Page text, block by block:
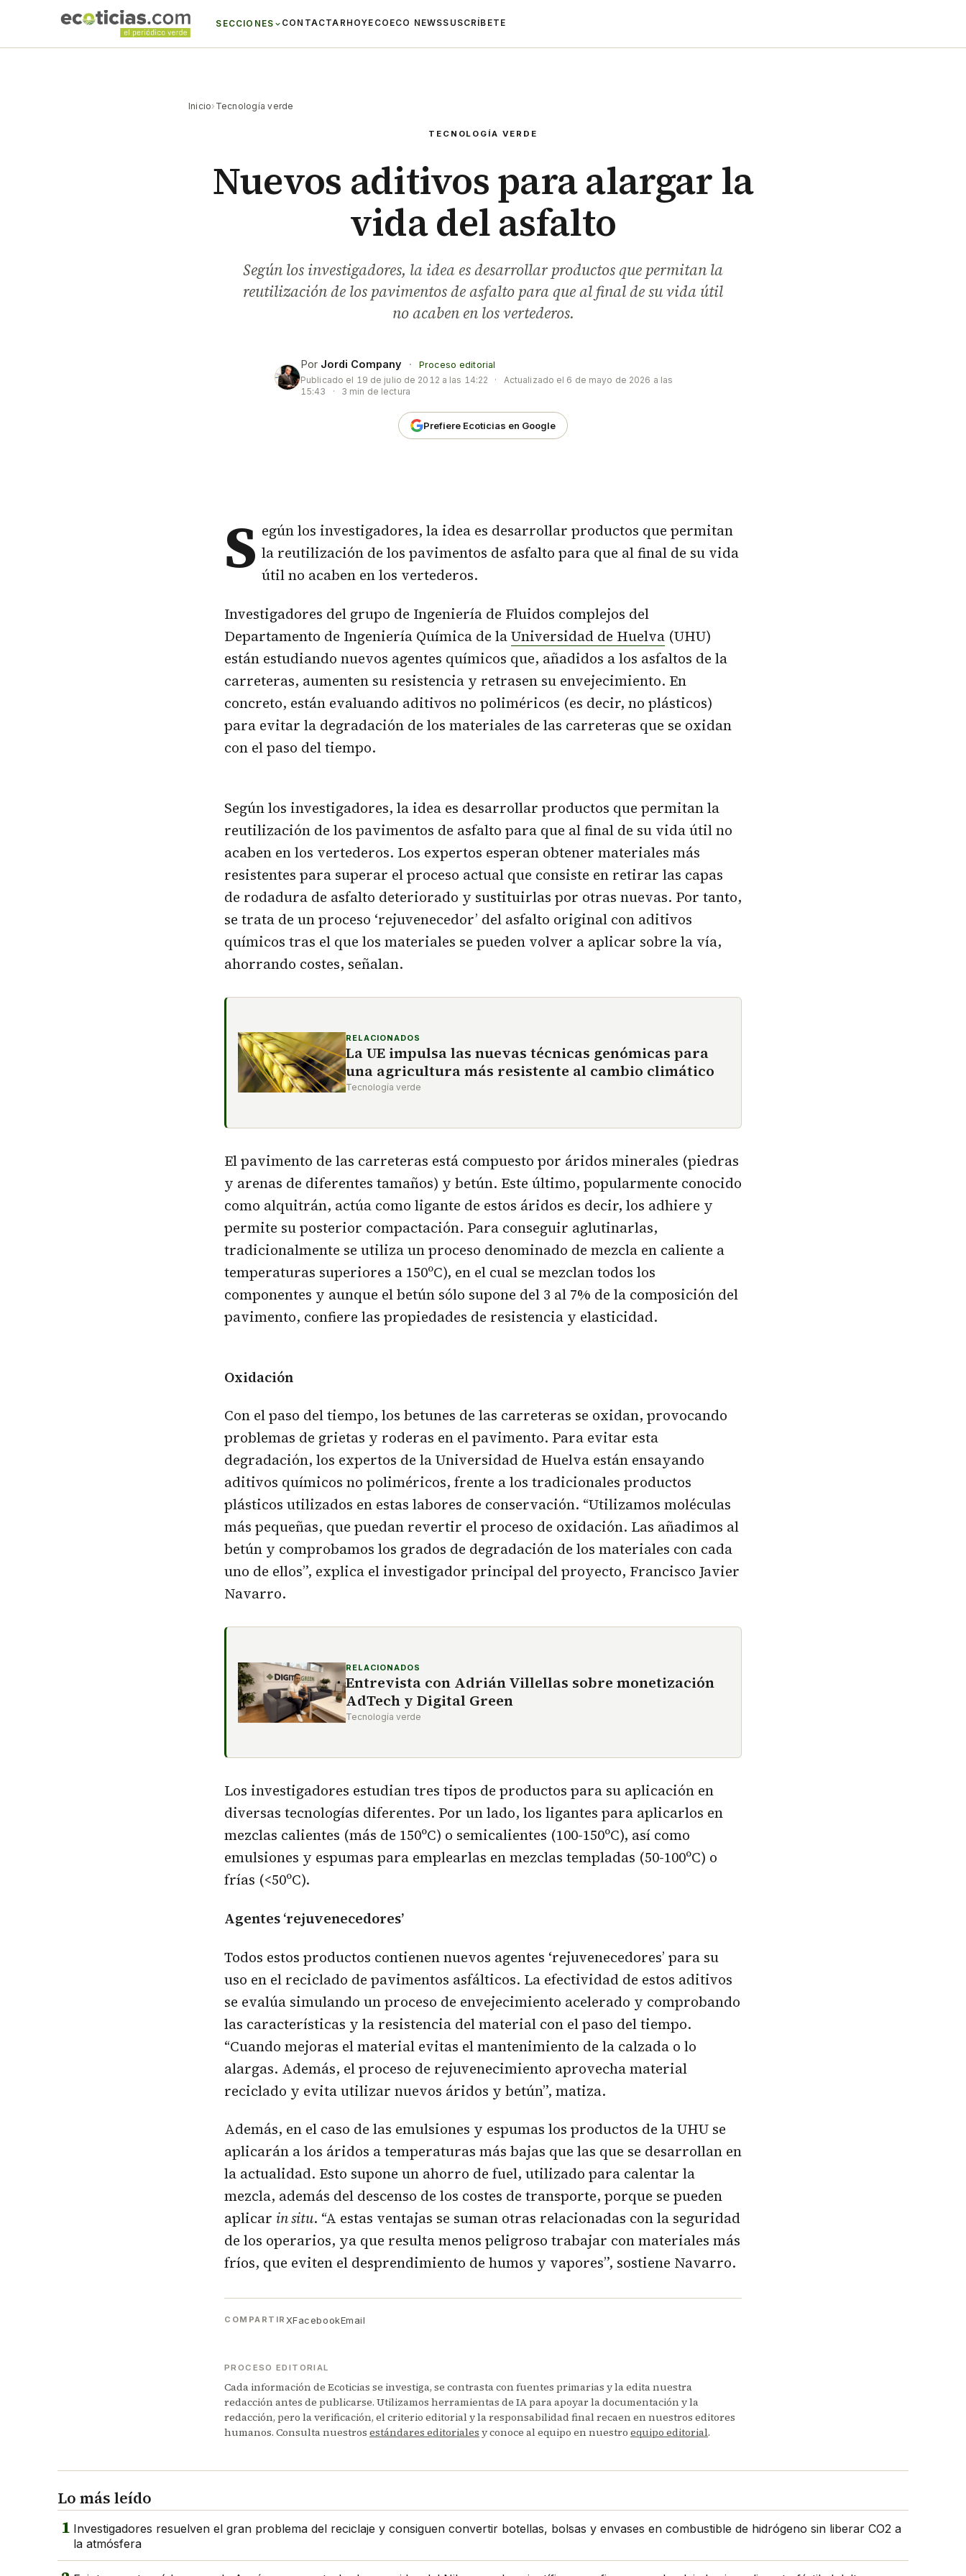
SECCIONES CONTACTAR HOYECO ECO NEWSSUSCRÍBETE
Inicio› Tecnología verde
TECNOLOGÍA VERDE
Nuevos aditivos para alargar la
vida del asfalto
Según los investigadores, la idea es desarrollar productos que permitan la
reutilización de los pavimentos de asfalto para que al final de su vida útil
no acaben en los vertederos.
Por Jordi Company ·
Proceso editorial
Publicado el 19 de julio de 2012 a las 14:22 · Actualizado el 6 de mayo de 2026 a las
15:43
· 3 min de lectura
Prefiere Ecoticias en Google
S egún los investigadores, la idea es desarrollar productos que permitan
la reutilización de los pavimentos de asfalto para que al final de su vida
útil no acaben en los vertederos.
Investigadores del grupo de Ingeniería de Fluidos complejos del
Departamento de Ingeniería Química de laUniversidad de Huelva (UHU)
están estudiando nuevos agentes químicos que, añadidos a los asfaltos de la
carreteras, aumenten su resistencia y retrasen su envejecimiento. En
concreto, están evaluando aditivos no poliméricos (es decir, no plásticos)
para evitar la degradación de los materiales de las carreteras que se oxidan
con el paso del tiempo.
Según los investigadores, la idea es desarrollar productos que permitan la
reutilización de los pavimentos de asfalto para que al final de su vida útil no
acaben en los vertederos. Los expertos esperan obtener materiales más
resistentes para superar el proceso actual que consiste en retirar las capas
de rodadura de asfalto deteriorado y sustituirlas por otras nuevas. Por tanto,
se trata de un proceso ‘rejuvenecedor’ del asfalto original con aditivos
químicos tras el que los materiales se pueden volver a aplicar sobre la vía,
ahorrando costes, señalan.
RELACIONADOS
La UE impulsa las nuevas técnicas genómicas para
una agricultura más resistente al cambio climático
Tecnología verde
El pavimento de las carreteras está compuesto por áridos minerales (piedras
y arenas de diferentes tamaños) y betún. Este último, popularmente conocido
como alquitrán, actúa como ligante de estos áridos es decir, los adhiere y
permite su posterior compactación. Para conseguir aglutinarlas,
tradicionalmente se utiliza un proceso denominado de mezcla en caliente a
temperaturas superiores a 150ºC), en el cual se mezclan todos los
componentes y aunque el betún sólo supone del 3 al 7% de la composición del
pavimento, confiere las propiedades de resistencia y elasticidad.
Oxidación
Con el paso del tiempo, los betunes de las carreteras se oxidan, provocando
problemas de grietas y roderas en el pavimento. Para evitar esta
degradación, los expertos de la Universidad de Huelva están ensayando
aditivos químicos no poliméricos, frente a los tradicionales productos
plásticos utilizados en estas labores de conservación. “Utilizamos moléculas
más pequeñas, que puedan revertir el proceso de oxidación. Las añadimos al
betún y comprobamos los grados de degradación de los materiales con cada
uno de ellos”, explica el investigador principal del proyecto, Francisco Javier
Navarro.
RELACIONADOS
Entrevista con Adrián Villellas sobre monetización
AdTech y Digital Green
Tecnología verde
Los investigadores estudian tres tipos de productos para su aplicación en
diversas tecnologías diferentes. Por un lado, los ligantes para aplicarlos en
mezclas calientes (más de 150ºC) o semicalientes (100-150ºC), así como
emulsiones y espumas para emplearlas en mezclas templadas (50-100ºC) o
frías (<50ºC).
Agentes ‘rejuvenecedores’
Todos estos productos contienen nuevos agentes ‘rejuvenecedores’ para su
uso en el reciclado de pavimentos asfálticos. La efectividad de estos aditivos
se evalúa simulando un proceso de envejecimiento acelerado y comprobando
las características y la resistencia del material con el paso del tiempo.
“Cuando mejoras el material evitas el mantenimiento de la calzada o lo
alargas. Además, el proceso de rejuvenecimiento aprovecha material
reciclado y evita utilizar nuevos áridos y betún”, matiza.
Además, en el caso de las emulsiones y espumas los productos de la UHU se
aplicarán a los áridos a temperaturas más bajas que las que se desarrollan en
la actualidad. Esto supone un ahorro de fuel, utilizado para calentar la
mezcla, además del descenso de los costes de transporte, porque se pueden
aplicar in situ. “A estas ventajas se suman otras relacionadas con la seguridad
de los operarios, ya que resulta menos peligroso trabajar con materiales más
fríos, que eviten el desprendimiento de humos y vapores”, sostiene Navarro.
COMPARTIR XFacebookEmail
PROCESO EDITORIAL
Cada información de Ecoticias se investiga, se contrasta con fuentes primarias y la edita nuestra
redacción antes de publicarse. Utilizamos herramientas de IA para apoyar la documentación y la
redacción, pero la verificación, el criterio editorial y la responsabilidad final recaen en nuestros editores
humanos. Consulta nuestros estándares editoriales y conoce al equipo en nuestro equipo editorial.
Lo más leído
1 Investigadores resuelven el gran problema del reciclaje y consiguen convertir botellas, bolsas y envases en combustible de hidrógeno sin liberar CO2 a
la atmósfera